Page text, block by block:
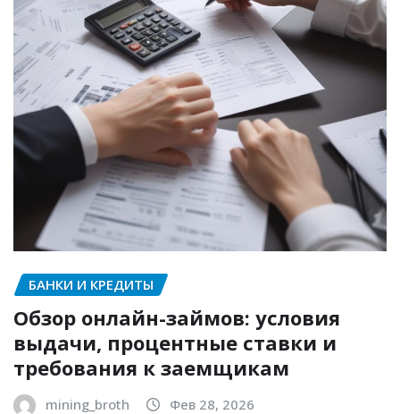
БАНКИ И КРЕДИТЫ
Обзор онлайн-займов: условия
выдачи, процентные ставки и
требования к заемщикам
mining_broth Фев 28, 2026